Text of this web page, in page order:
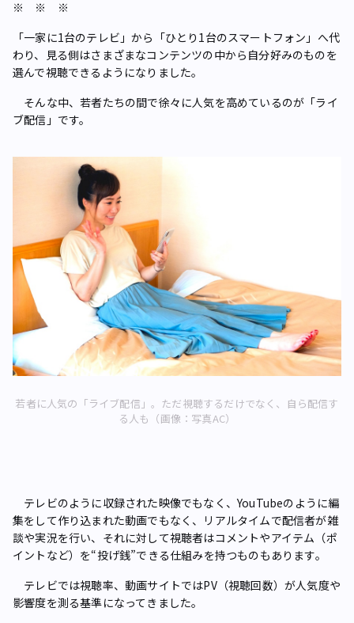
※ ※ ※
「一家に1台のテレビ」から「ひとり1台のスマートフォン」へ代
わり、見る側はさまざまなコンテンツの中から自分好みのものを
選んで視聴できるようになりました。
そんな中、若者たちの間で徐々に人気を高めているのが「ライ
ブ配信」です。
若者に人気の「ライブ配信」。ただ視聴するだけでなく、自ら配信す
る人も（画像：写真AC）
テレビのように収録された映像でもなく、YouTubeのように編
集をして作り込まれた動画でもなく、リアルタイムで配信者が雑
談や実況を行い、それに対して視聴者はコメントやアイテム（ポ
イントなど）を“投げ銭”できる仕組みを持つものもあります。
テレビでは視聴率、動画サイトではPV（視聴回数）が人気度や
影響度を測る基準になってきました。